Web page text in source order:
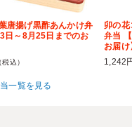
唐揚げ黒酢あんかけ弁
日～8月25日までのお
税込）
卯の
弁当
お届け
1,242
一覧を見る